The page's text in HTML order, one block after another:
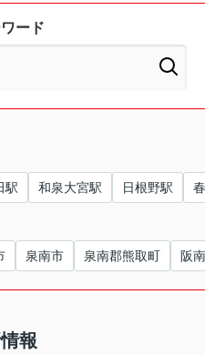
ード
駅 和泉大宮駅 日根野駅
泉南市 泉南郡熊取町 阪
報